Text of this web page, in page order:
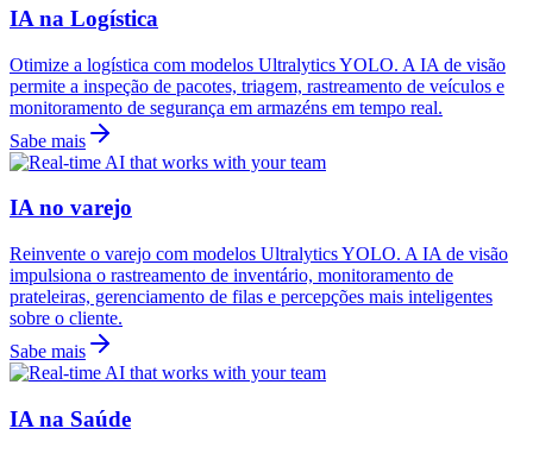
IA na Logística
Otimize a logística com modelos Ultralytics YOLO. A IA de visão
permite a inspeção de pacotes, triagem, rastreamento de veículos e
monitoramento de segurança em armazéns em tempo real.
Sabe mais
IA no varejo
Reinvente o varejo com modelos Ultralytics YOLO. A IA de visão
impulsiona o rastreamento de inventário, monitoramento de
prateleiras, gerenciamento de filas e percepções mais inteligentes
sobre o cliente.
Sabe mais
IA na Saúde